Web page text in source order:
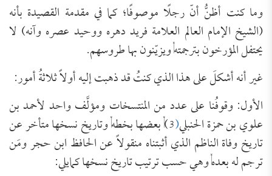
وما كنت أظنُّ أنّ رجلًا موصوفًا؛ كما في مقدمة القصيدة بأنه
(الشيخ الإمام العالم العلامة فريد دهره ووحيد عصره وآنه) لا
يحتفل المؤرخون بترجمته, ويزيّنون بها طروسهم.
غير أنه أشكلَ على هذا الذي كنتُ قد ذهبت إليه أولاً ثلاثةُ أمور:
الأول: وقوفُنا على عدد من المنتسخات ومؤلَّف واحد لأحمد بن
علوي بن حمزة الحنبلي( 3), بعضها بخطه, وتاريخ نسخها متأخر عن
تاريخ وفاة الناظم الذي أثبتناه منقولاً عن الحافظ ابن حجر ومَن
ترجم له بعده, وهي حسب ترتيب تاريخ نسخها كمايلي: